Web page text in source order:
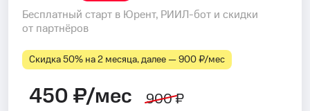
Бесплатный старт в Юрент, РИИЛ-бот и скидки
от партнёров
Скидка 50% на 2 месяца, далее — 900 ₽⁠/⁠мес
450 ₽/мес 900 ₽